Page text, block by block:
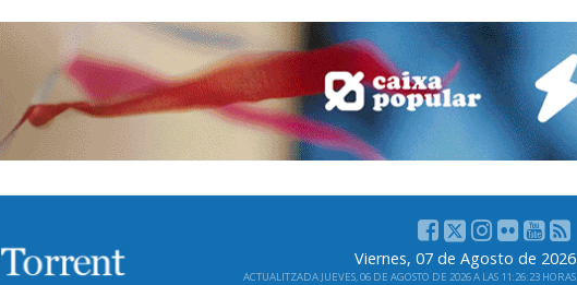
Viernes, 07 de Agosto de 2026
ACTUALITZADA JUEVES, 06 DE AGOSTO DE 2026 A LAS 11:26:23 HORAS